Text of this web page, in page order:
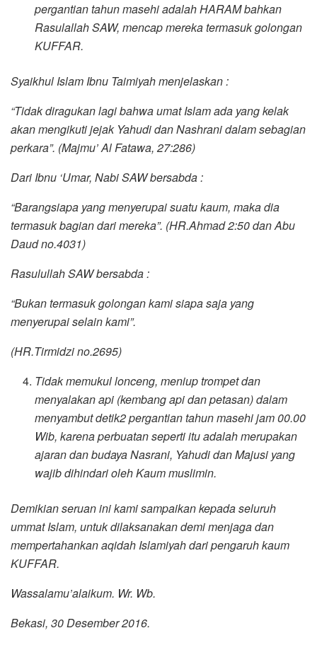
pergantian tahun masehi adalah HARAM bahkan
Rasulallah SAW, mencap mereka termasuk golongan
KUFFAR.
Syaikhul Islam Ibnu Taimiyah menjelaskan :
“Tidak diragukan lagi bahwa umat Islam ada yang kelak
akan mengikuti jejak Yahudi dan Nashrani dalam sebagian
perkara”. (Majmu’ Al Fatawa, 27:286)
Dari Ibnu ‘Umar, Nabi SAW bersabda :
“Barangsiapa yang menyerupai suatu kaum, maka dia
termasuk bagian dari mereka”. (HR.Ahmad 2:50 dan Abu
Daud no.4031)
Rasulullah SAW bersabda :
“Bukan termasuk golongan kami siapa saja yang
menyerupai selain kami”.
(HR.Tirmidzi no.2695)
Tidak memukul lonceng, meniup trompet dan
menyalakan api (kembang api dan petasan) dalam
menyambut detik2 pergantian tahun masehi jam 00.00
Wib, karena perbuatan seperti itu adalah merupakan
ajaran dan budaya Nasrani, Yahudi dan Majusi yang
wajib dihindari oleh Kaum muslimin.
Demikian seruan ini kami sampaikan kepada seluruh
ummat Islam, untuk dilaksanakan demi menjaga dan
mempertahankan aqidah Islamiyah dari pengaruh kaum
KUFFAR.
Wassalamu’alaikum. Wr. Wb.
Bekasi, 30 Desember 2016.